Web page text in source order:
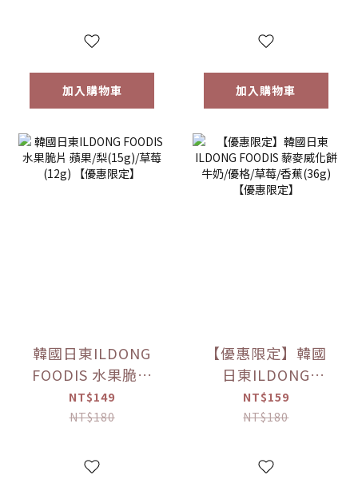
加入購物車 加入購物車
韓國日東ILDONG
FOODIS 水果脆片
蘋果/梨(15g)/草莓
(12g) 【優惠限定】
NT$149
NT$180
【優惠限定】韓國
日東ILDONG
FOODIS 藜麥威化
餅 牛奶/優格/草莓/
定】
NT$159
NT$180